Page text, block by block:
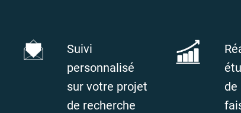
Suivi
personnalisé
sur votre projet
de recherche
de